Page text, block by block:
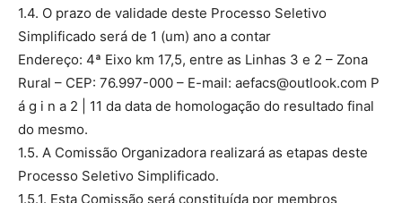
1.4. O prazo de validade deste Processo Seletivo
Simplificado será de 1 (um) ano a contar
Endereço: 4ª Eixo km 17,5, entre as Linhas 3 e 2 – Zona
Rural – CEP: 76.997-000 – E-mail: aefacs@outlook.com P
á g i n a 2 | 11 da data de homologação do resultado final
do mesmo.
1.5. A Comissão Organizadora realizará as etapas deste
Processo Seletivo Simplificado.
1.5.1. Esta Comissão será constituída por membros